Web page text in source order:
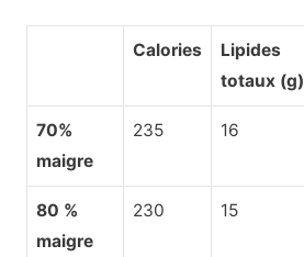
Calories
Lipides
totaux (g)
70%
maigre
235 16
80 %
maigre
230 15